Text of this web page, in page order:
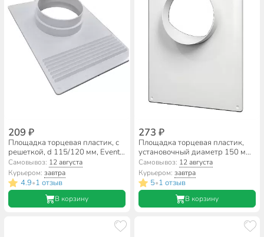
209 ₽
Площадка торцевая пластик, с
решеткой, d 115/120 мм, Event,
ТППРУ 115/120
Самовывоз: 12 августа
Курьером:завтра
4.9•1 отзыв
В корзину
273 ₽
Площадка торцевая пластик,
установочный диаметр 150 мм,
ERA, 150ПТП
Самовывоз: 12 августа
Курьером: завтра
5•1 отзыв
В корзину